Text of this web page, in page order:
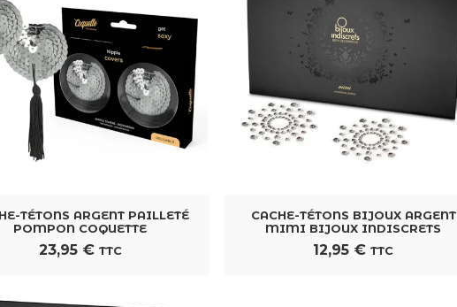
TÉTONS ARGENT PAILLETÉ
POMPON COQUETTE
23,95 € TTC
CACHE-TÉTONS BIJOUX ARGENT
MIMI BIJOUX INDISCRETS
12,95 € TTC